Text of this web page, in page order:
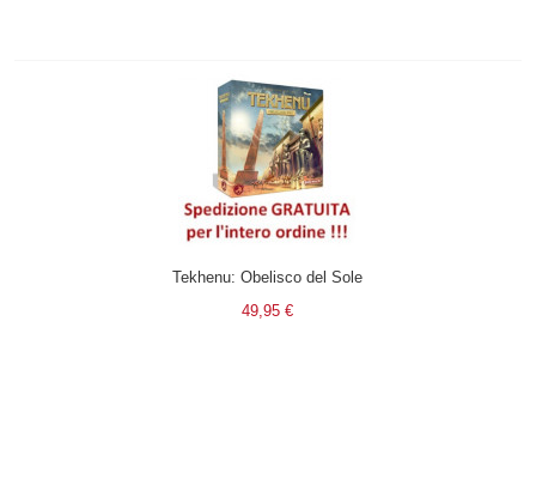
Tekhenu: Obelisco del Sole
49,95 €